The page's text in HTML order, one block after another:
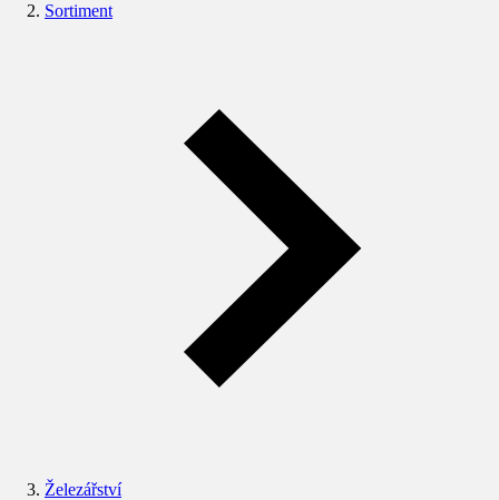
Sortiment
Železářství